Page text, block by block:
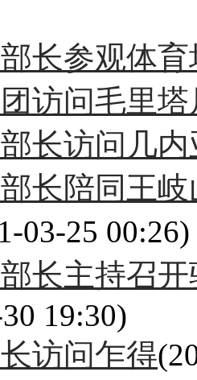
长参观体育
访问毛里塔
长访问几内
长陪同王
03-25 00:26)
长主持召
19:30)
访问乍得